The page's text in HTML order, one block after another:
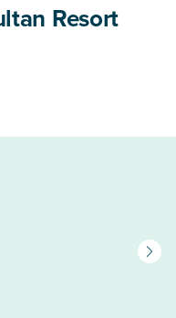
Resort